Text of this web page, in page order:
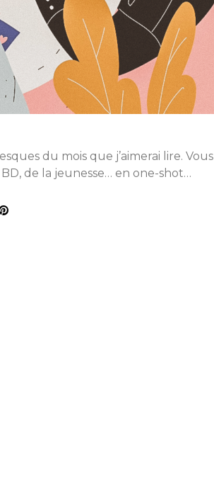
du mois que j’aimerai lire. Vous
de la jeunesse… en one-shot…